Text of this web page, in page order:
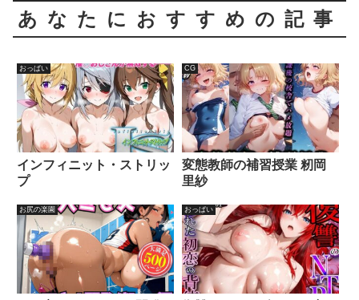
あなたにおすすめの記事
おっぱい
インフィニット・ストリッ
プ
CG
変態教師の補習授業 籾岡
里紗
お尻の楽園 おっぱい